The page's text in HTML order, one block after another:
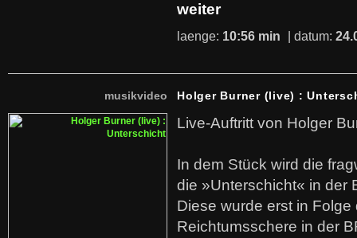
weiter
laenge: 10:56 min | datum:
musikvideo Holger Burner (live) :
Live-Auftritt von Holger
In dem Stück wird die
die »Unterschicht« in der
Diese wurde erst in
Reichtumsschere in der